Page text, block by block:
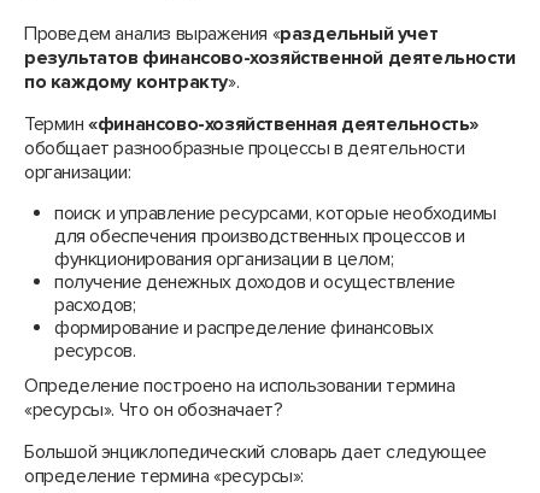
Проведем анализ выражения «раздельный учет
результатов финансово-хозяйственной деятельности
по каждому контракту».
Термин«финансово-хозяйственная деятельность»
обобщает разнообразные процессы в деятельности
организации:
поиск и управление ресурсами, которые необходимы
для обеспечения производственных процессов и
функционирования организации в целом;
получение денежных доходов и осуществление
расходов;
формирование и распределение финансовых
ресурсов.
Определение построено на использовании термина
«ресурсы». Что он обозначает?
Большой энциклопедический словарь дает следующее
определение термина «ресурсы»: